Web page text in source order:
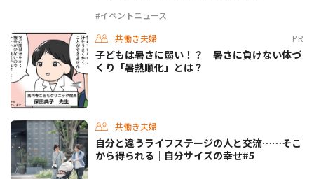
#イベントニュース
共働き夫婦 PR
子どもは暑さに弱い！？ 暑さに負けない体づ
くり「暑熱順化」とは？
共働き夫婦
自分と違うライフステージの人と交流……そこ
から得られる｜自分サイズの幸せ#5